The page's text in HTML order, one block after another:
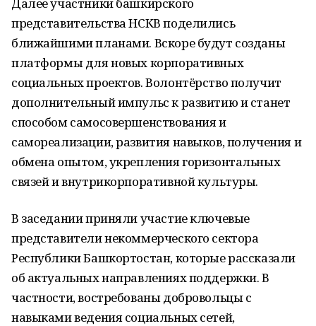
представительства НСКВ поделились
ближайшими планами. Вскоре будут созданы
платформы для новых корпоративных
социальных проектов. Волонтёрство получит
дополнительный импульс к развитию и станет
способом самосовершенствования и
самореализации, развития навыков, получения и
обмена опытом, укрепления горизонтальных
связей и внутрикорпоративной культуры.
В заседании приняли участие ключевые
представители некоммерческого сектора
Республики Башкортостан, которые рассказали
об актуальных направлениях поддержки. В
частности, востребованы добровольцы с
навыками ведения социальных сетей,